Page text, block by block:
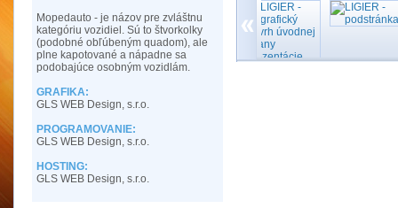
Mopedauto - je názov pre zvláštnu
kategóriu vozidiel. Sú to štvorkolky
(podobné obľúbeným quadom), ale
plne kapotované a nápadne sa
podobajúce osobným vozidlám.
GRAFIKA:
GLS WEB Design, s.r.o.
PROGRAMOVANIE:
GLS WEB Design, s.r.o.
HOSTING:
GLS WEB Design, s.r.o.